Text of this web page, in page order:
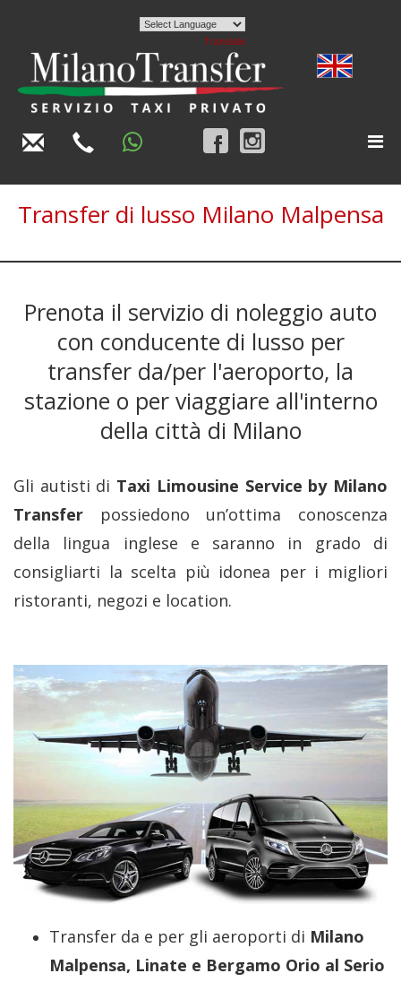
Translate
Transfer di lusso Milano Malpensa
Prenota il servizio di noleggio auto
con conducente di lusso per
transfer da/per l'aeroporto, la
stazione o per viaggiare all'interno
della città di Milano
Gli autisti di Taxi Limousine Service by Milano
Transfer possiedono un’ottima conoscenza
della lingua inglese e saranno in grado di
consigliarti la scelta più idonea per i migliori
ristoranti, negozi e location.
Transfer da e per gli aeroporti di Milano
Malpensa, Linate e Bergamo Orio al Serio